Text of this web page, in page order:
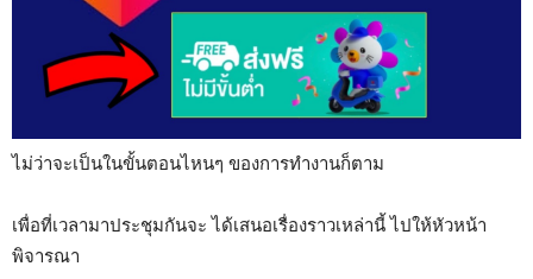
ไม่ว่าจะเป็นในขั้นตอนไหนๆ ของการทำงานก็ตาม
เพื่อที่เวลามาประชุมกันจะ ได้เสนอเรื่องราวเหล่านี้ ไปให้หัวหน้า
พิจารณา